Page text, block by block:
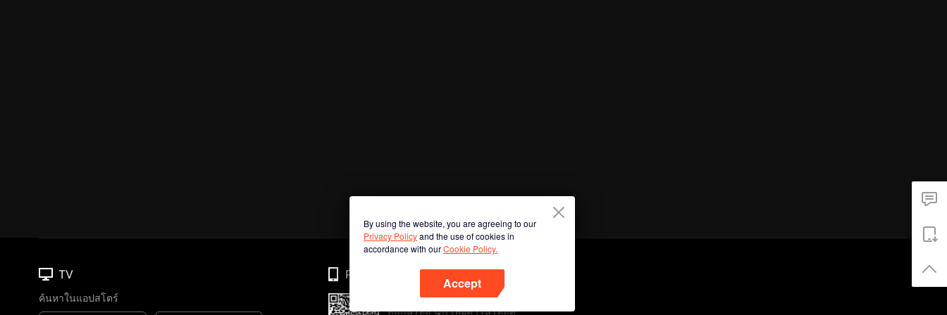
By using the website, you are agreeing to our
Privacy Policyand the use of cookies in
accordance with ourCookie Policy.
Accept
TV
ค้นหาในแอปสโตร์
Phone
สแกนรหัส QR เพื่อดาวน์โหลด